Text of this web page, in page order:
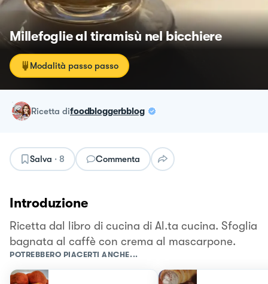
Millefoglie al tiramisù nel bicchiere
Modalità passo passo
ricetta difoodbloggerbblog
Salva · 8 Commenta
Introduzione
Ricetta dal libro di cucina di Al.ta cucina. Sfoglia
bagnata al caffè con crema al mascarpone.
POTREBBERO PIACERTI ANCHE...